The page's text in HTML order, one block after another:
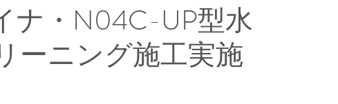
ナ・N04C-UP型水
ーニング施工実施